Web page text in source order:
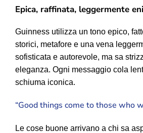
Epica, raffinata, leggermente
Guinness utilizza un tono epico,
storici, metafore e una vena
sofisticata e autorevole, ma sa
eleganza. Ogni messaggio cola
schiuma iconica.
“Good things come to those who
Le cose buone arrivano a chi sa